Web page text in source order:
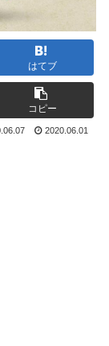
はてブ
コピー
2020.06.01